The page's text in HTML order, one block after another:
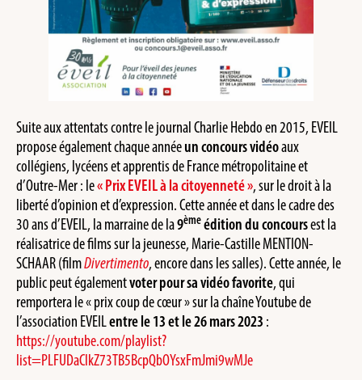
Suite aux attentats contre le journal Charlie Hebdo en 2015, EVEIL
propose également chaque annéeun concours vidéoaux
collégiens, lycéens et apprentis de France métropolitaine et
d’Outre-Mer : le« Prix EVEIL à la citoyenneté », sur le droit à la
liberté d’opinion et d’expression. Cette année et dans le cadre des
30 ans d’EVEIL, la marraine de la9èmeédition du concoursest la
réalisatrice de films sur la jeunesse, Marie-Castille MENTION-
SCHAAR (filmDivertimento, encore dans les salles). Cette année, le
public peut égalementvoter pour sa vidéo favorite, qui
remportera le « prix coup de cœur » sur la chaîne Youtube de
l’association EVEILentre le 13 et le 26 mars 2023 :
https://youtube.com/playlist?
list=PLFUDaClkZ73TB5BcpQbOYsxFmJmi9wMJe